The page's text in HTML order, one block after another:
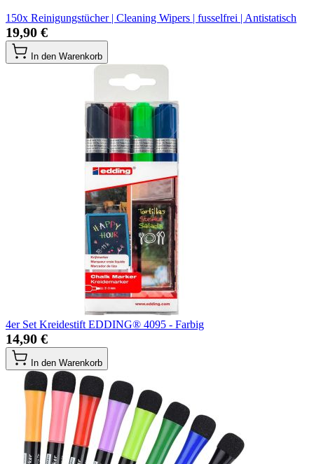
150x Reinigungstücher | Cleaning Wipers | fusselfrei | Antistatisch
19,90 €
In den Warenkorb
4er Set Kreidestift EDDING® 4095 - Farbig
14,90 €
In den Warenkorb